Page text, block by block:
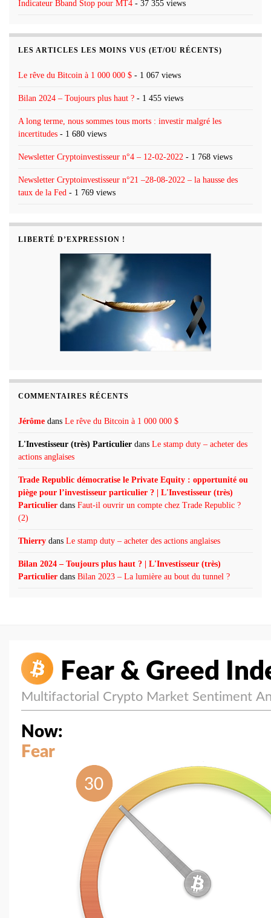
Indicateur Bband Stop pour MT4 - 37 355 views
LES ARTICLES LES MOINS VUS (ET/OU RÉCENTS)
Le rêve du Bitcoin à 1 000 000 $ - 1 067 views
Bilan 2024 – Toujours plus haut ? - 1 455 views
A long terme, nous sommes tous morts : investir malgré les
incertitudes - 1 680 views
Newsletter Cryptoinvestisseur n°4 – 12-02-2022 - 1 768 views
Newsletter Cryptoinvestisseur n°21 –28-08-2022 – la hausse des
taux de la Fed - 1 769 views
LIBERTÉ D’EXPRESSION !
COMMENTAIRES RÉCENTS
Jérôme dans Le rêve du Bitcoin à 1 000 000 $
L'Investisseur (très) Particulier dans Le stamp duty – acheter des
actions anglaises
Trade Republic démocratise le Private Equity : opportunité ou
piège pour l’investisseur particulier ? | L'Investisseur (très)
Particulier dans Faut-il ouvrir un compte chez Trade Republic ?
(2)
Thierry dans Le stamp duty – acheter des actions anglaises
Bilan 2024 – Toujours plus haut ? | L'Investisseur (très)
Particulier dans Bilan 2023 – La lumière au bout du tunnel ?